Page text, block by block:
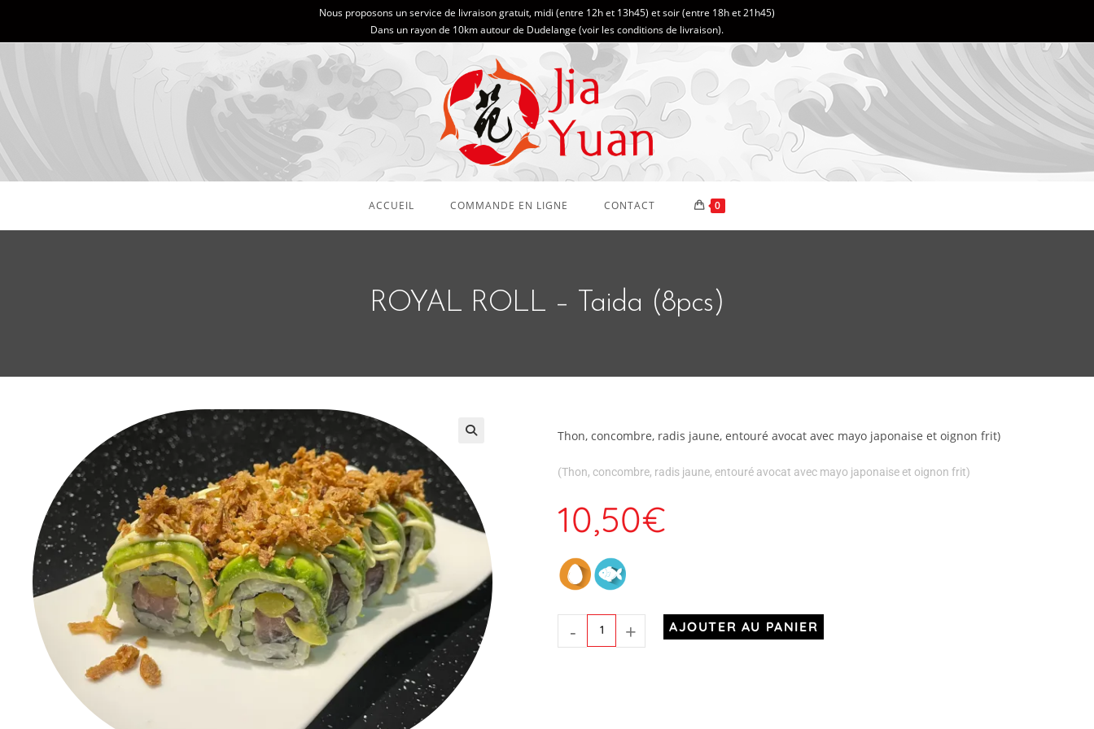
Nous proposons un service de livraison gratuit, midi (entre 12h et 13h45) et soir (entre 18h et 21h45)
Dans un rayon de 10km autour de Dudelange (voir les conditions de livraison).
ACCUEIL COMMANDE EN LIGNE CONTACT 0
ROYAL ROLL – Taida (8pcs)
Thon, concombre, radis jaune, entouré avocat avec mayo japonaise et oignon frit)
(Thon, concombre, radis jaune, entouré avocat avec mayo japonaise et oignon frit)
10,50€
- + AJOUTER AU PANIER